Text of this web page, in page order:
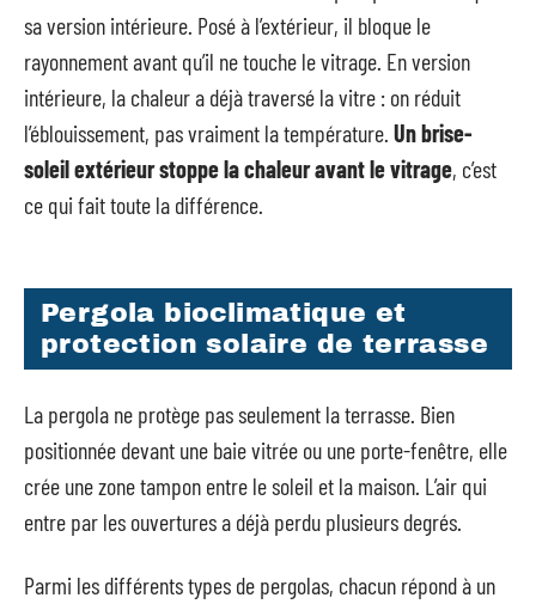
sa version intérieure. Posé à l’extérieur, il bloque le
rayonnement avant qu’il ne touche le vitrage. En version
intérieure, la chaleur a déjà traversé la vitre : on réduit
l’éblouissement, pas vraiment la température. Un brise-
soleil extérieur stoppe la chaleur avant le vitrage, c’est
ce qui fait toute la différence.
Pergola bioclimatique et
protection solaire de terrasse
La pergola ne protège pas seulement la terrasse. Bien
positionnée devant une baie vitrée ou une porte-fenêtre, elle
crée une zone tampon entre le soleil et la maison. L’air qui
entre par les ouvertures a déjà perdu plusieurs degrés.
Parmi les différents types de pergolas, chacun répond à un